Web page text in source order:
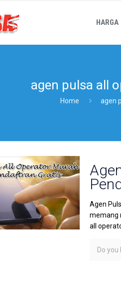
HARGA
agen pulsa all
Home agen
Agen
memang
all
Do you